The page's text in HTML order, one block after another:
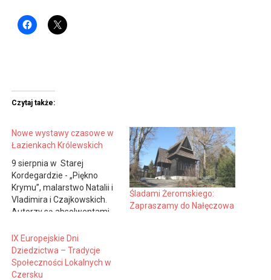
Czytaj także:
Nowe wystawy czasowe w
Łazienkach Królewskich
9 sierpnia w Starej
Kordegardzie - „Piękno
Krymu”, malarstwo Natalii i
Vladimira i Czajkowskich.
Autorzy są absolwentami
Plastycznych. Wystawa
potrwa do 3.09 br. Od 10 do
31 sierpnia - Plac Zabaw -
„Mój zawód w przyszłości”,
Śladami Żeromskiego:
Zapraszamy do Nałęczowa
IX Europejskie Dni
Dziedzictwa – Tradycje
Społeczności Lokalnych w
Czersku